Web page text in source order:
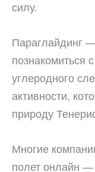
силу.
Параглайдинг
познакомиться
углеродного
активности,
природу
Многие
полет онлайн —